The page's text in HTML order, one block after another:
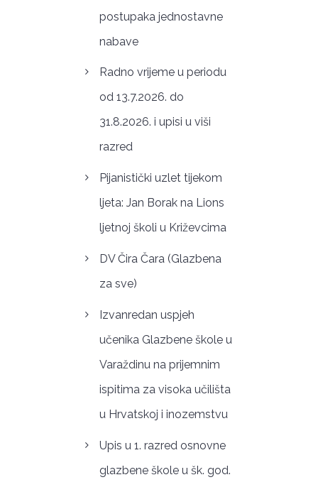
postupaka jednostavne
nabave
Radno vrijeme u periodu
od 13.7.2026. do
31.8.2026. i upisi u viši
razred
Pijanistički uzlet tijekom
ljeta: Jan Borak na Lions
ljetnoj školi u Križevcima
DV Čira Čara (Glazbena
za sve)
Izvanredan uspjeh
učenika Glazbene škole u
Varaždinu na prijemnim
ispitima za visoka učilišta
u Hrvatskoj i inozemstvu
Upis u 1. razred osnovne
glazbene škole u šk. god.